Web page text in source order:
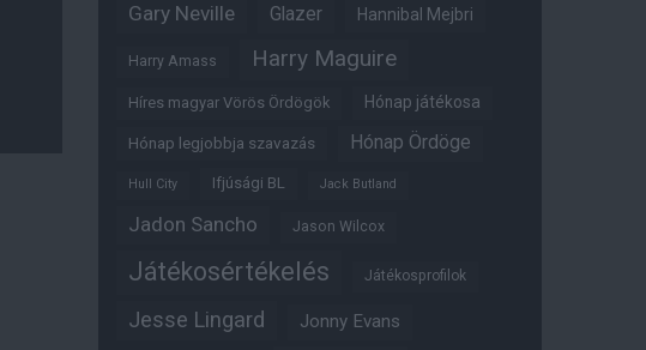
Gary Neville Glazer Hannibal Mejbri
Harry Amass Harry Maguire
Híres magyar Vörös Ördögök Hónap játékosa
Hónap legjobbja szavazás Hónap Ördöge
Hull City Ifjúsági BL Jack Butland
Jadon Sancho Jason Wilcox
Játékosértékelés Játékosprofilok
Jesse Lingard Jonny Evans